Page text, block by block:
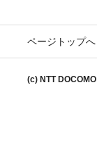
ページトップへ
(c) NTT DOCOMO